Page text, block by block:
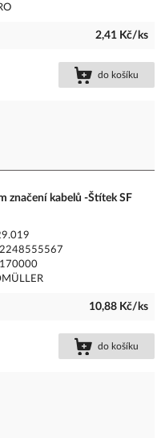
2,41 Kč/ks
do košíku
značení kabelů -Štítek SF
10,88 Kč/ks
do košíku